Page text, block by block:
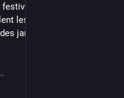
célèbre des
les communautés